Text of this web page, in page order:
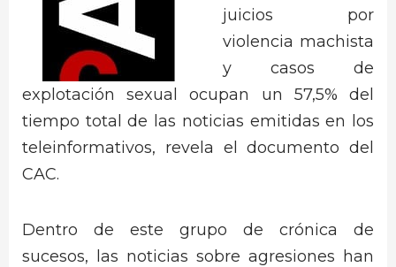
juicios por
violencia machista
y casos de
explotación sexual ocupan un 57,5% del
tiempo total de las noticias emitidas en los
teleinformativos, revela el documento del
CAC.
Dentro de este grupo de crónica de
sucesos, las noticias sobre agresiones han